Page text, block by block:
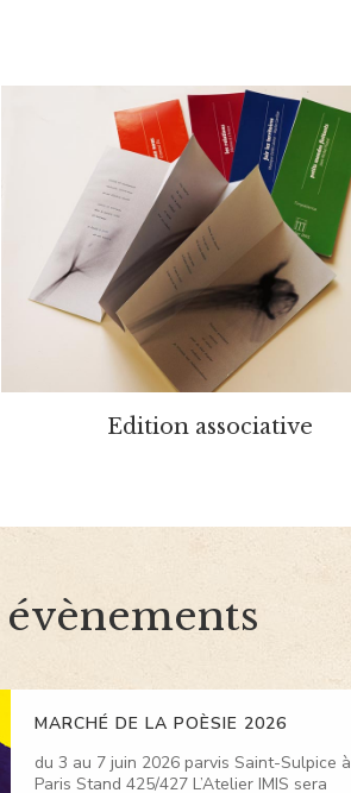
EN SAVOIR PLUS
Edition associative
MARCHÉ DE LA POÈSIE 2026
du 3 au 7 juin 2026 parvis Saint-Sulpice à
Paris Stand 425/427 L’Atelier IMIS sera